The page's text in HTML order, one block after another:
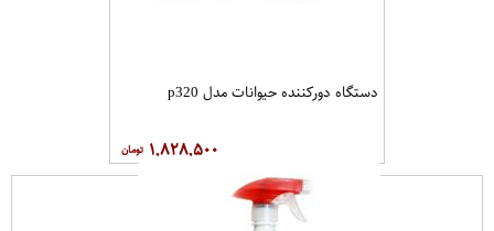
دستگاه دورکننده حیوانات مدل p320
۱,۸۲۸,۵۰۰